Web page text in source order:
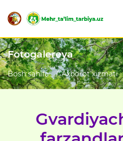
Fotogalereya
Bosh sahifa Axborot xizmati